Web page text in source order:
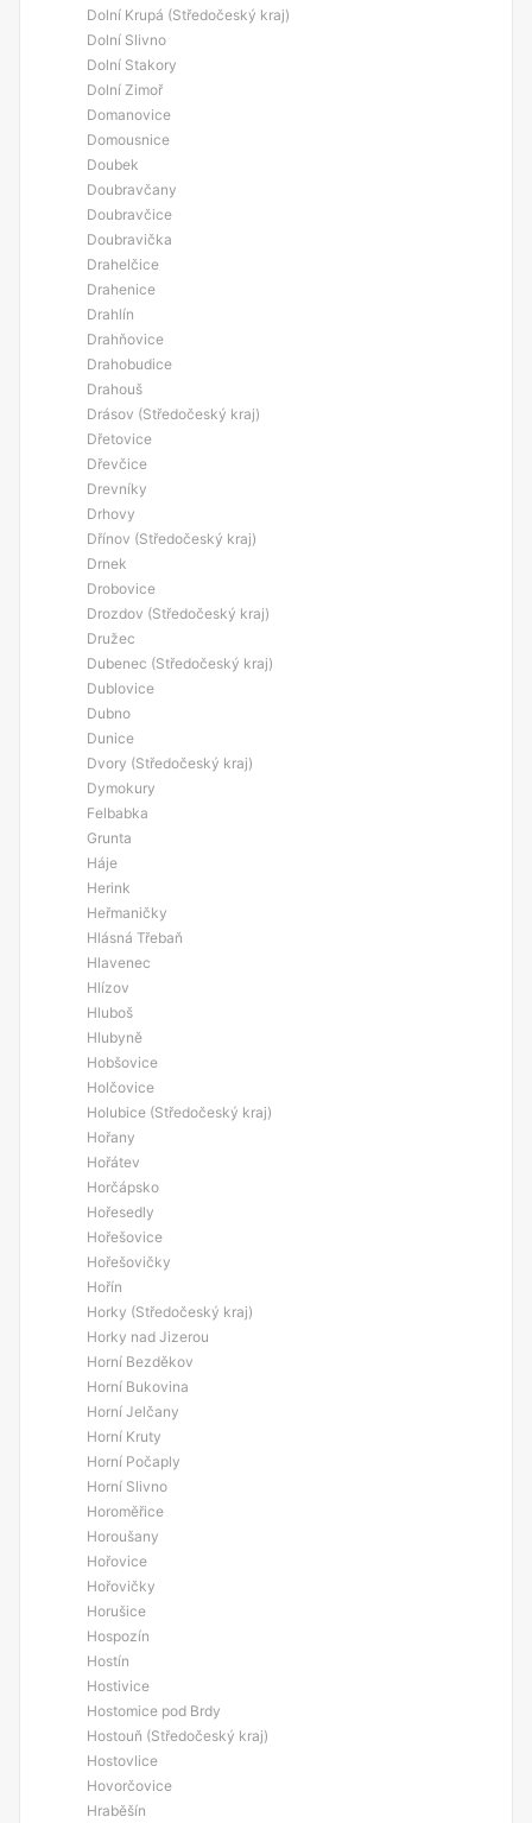
Dolní Krupá (Středočeský kraj)
Dolní Slivno
Dolní Stakory
Dolní Zimoř
Domanovice
Domousnice
Doubek
Doubravčany
Doubravčice
Doubravička
Drahelčice
Drahenice
Drahlín
Drahňovice
Drahobudice
Drahouš
Drásov (Středočeský kraj)
Dřetovice
Dřevčice
Drevníky
Drhovy
Dřínov (Středočeský kraj)
Drnek
Drobovice
Drozdov (Středočeský kraj)
Družec
Dubenec (Středočeský kraj)
Dublovice
Dubno
Dunice
Dvory (Středočeský kraj)
Dymokury
Felbabka
Grunta
Háje
Herink
Heřmaničky
Hlásná Třebaň
Hlavenec
Hlízov
Hluboš
Hlubyně
Hobšovice
Holčovice
Holubice (Středočeský kraj)
Hořany
Hořátev
Horčápsko
Hořesedly
Hořešovice
Hořešovičky
Hořín
Horky (Středočeský kraj)
Horky nad Jizerou
Horní Bezděkov
Horní Bukovina
Horní Jelčany
Horní Kruty
Horní Počaply
Horní Slivno
Horoměřice
Horoušany
Hořovice
Hořovičky
Horušice
Hospozín
Hostín
Hostivice
Hostomice pod Brdy
Hostouň (Středočeský kraj)
Hostovlice
Hovorčovice
Hraběšín